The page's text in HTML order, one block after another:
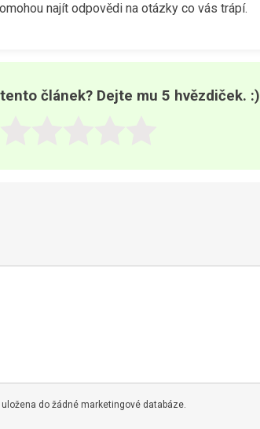
najít odpovědi na otázky co vás trápí.
článek? Dejte mu 5 hvězdiček. :)
do žádné marketingové databáze.